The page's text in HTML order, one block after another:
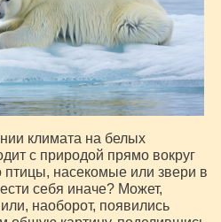
климата на белых
с природой прямо вокруг
насекомые или звери в
себя иначе? Может,
наоборот, появились